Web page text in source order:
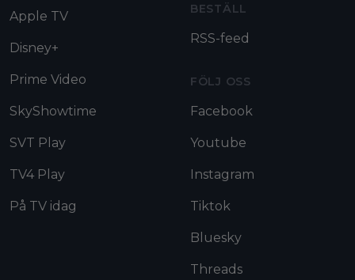
Apple TV
Disney+
Prime Video
SkyShowtime
SVT Play
TV4 Play
På TV idag
BESTÄLL
RSS-feed
FÖLJ OSS
Facebook
Youtube
Instagram
Tiktok
Bluesky
Threads